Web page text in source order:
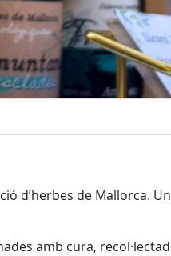
d’herbes de Mallorca.
amb cura,